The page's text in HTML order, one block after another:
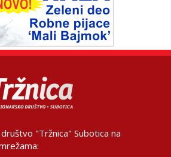
"Tržnica" Subotica na